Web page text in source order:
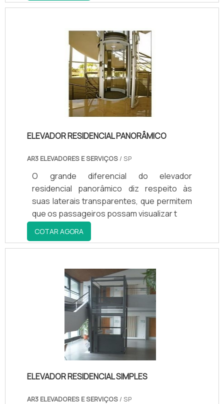
ELEVADOR RESIDENCIAL PANORÂMICO
AR3 ELEVADORES E SERVIÇOS / SP
O grande diferencial do elevador
residencial panorâmico diz respeito às
suas laterais transparentes, que permitem
que os passageiros possam visualizar t
COTAR AGORA
ELEVADOR RESIDENCIAL SIMPLES
AR3 ELEVADORES E SERVIÇOS / SP